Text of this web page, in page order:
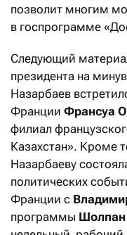
позволит многим
в госпрограмме
Следующий
президента на
Назарбаев
Франции Франсуа
филиал
Казахстан». Кроме
Назарбаеву
политических
Франции с
программы Шолпан